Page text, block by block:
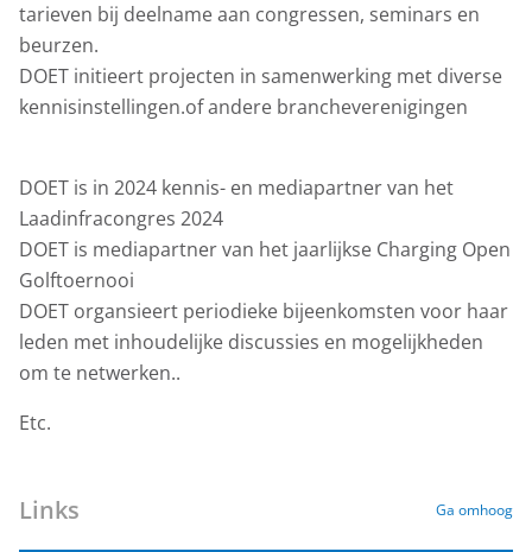
tarieven bij deelname aan congressen, seminars en
beurzen.
DOET initieert projecten in samenwerking met diverse
kennisinstellingen.of andere brancheverenigingen
DOET is in 2024 kennis- en mediapartner van het
Laadinfracongres 2024
DOET is mediapartner van het jaarlijkse Charging Open
Golftoernooi
DOET organsieert periodieke bijeenkomsten voor haar
leden met inhoudelijke discussies en mogelijkheden
om te netwerken..
Etc.
Links Ga omhoog